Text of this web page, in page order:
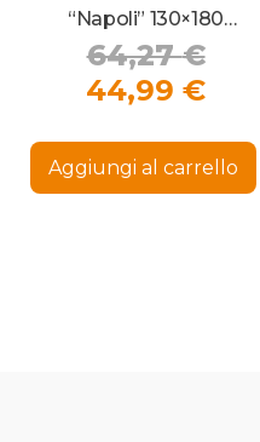
“Napoli” 130×180
personalizzata con
nome e numero
64,27€Il
era:
44,99€Il
è:
Aggiungi al carrello